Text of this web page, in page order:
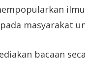
masyarakat
bacaan